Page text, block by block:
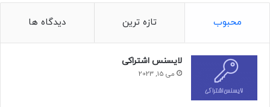
محبوب تازه ترین دیدگاه ها
لایسنس اشتراکی
می 15, 2023